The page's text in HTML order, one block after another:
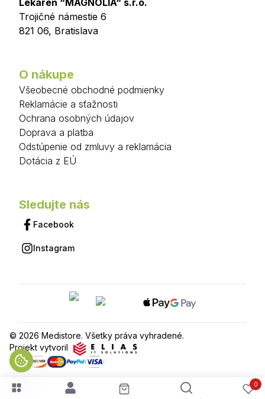
0
Lekáreň “MAGNÓLIA“ s.r.o.
Trojičné námestie 6
821 06, Bratislava
O nákupe
Všeobecné obchodné podmienky
Reklamácie a sťažnosti
Ochrana osobných údajov
Doprava a platba
Odstúpenie od zmluvy a reklamácia
Dotácia z EÚ
Sledujte nás
Facebook
Instagram
© 2026 Medistore. Všetky práva vyhradené.
Projekt vytvoril